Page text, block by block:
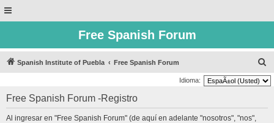
Free Spanish Forum
Spanish Institute of Puebla Free Spanish Forum
u
Idioma:
Free Spanish Forum -Registro
Al ingresar en "Free Spanish Forum" (de aquí en adelante "nosotros", "nos",